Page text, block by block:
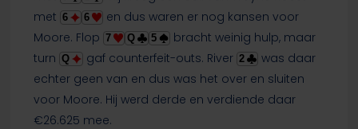
met 6 6
en dus waren er nog kansen voor
Moore. Flop 7 Q 5
bracht weinig hulp, maar
turn Q gaf counterfeit-outs. River 2
was daar
echter geen van en dus was het over en sluiten
voor Moore. Hij werd derde en verdiende daar
€26.625 mee.